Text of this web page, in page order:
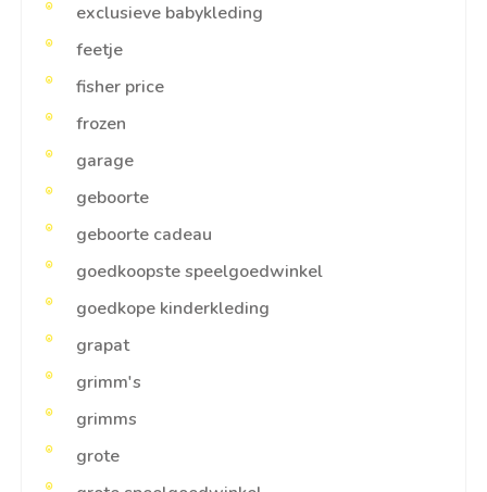
exclusieve babykleding
feetje
fisher price
frozen
garage
geboorte
geboorte cadeau
goedkoopste speelgoedwinkel
goedkope kinderkleding
grapat
grimm's
grimms
grote